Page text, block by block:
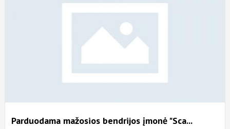
Parduodama mažosios bendrijos įmonė "Sca...